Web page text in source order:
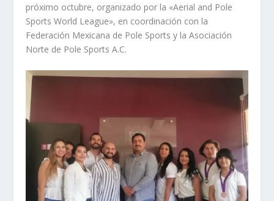
próximo octubre, organizado por la «Aerial and Pole
Sports World League», en coordinación con la
Federación Mexicana de Pole Sports y la Asociación
Norte de Pole Sports A.C.